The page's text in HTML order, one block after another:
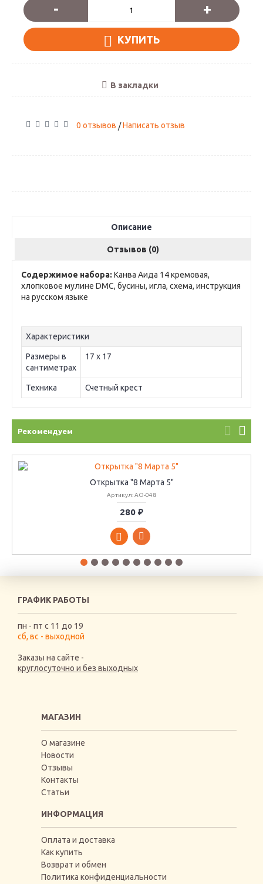
- +
КУПИТЬ
В закладки
0 отзывов /Написать отзыв
Описание
Отзывов (0)
Содержимое набора: Канва Аида 14 кремовая,
хлопковое мулине DMC, бусины, игла, схема, инструкция
на русском языке
Характеристики
Размеры в
сантиметрах
17 х 17
Техника Счетный крест
Рекомендуем
Открытка "8 Марта 5"
Артикул: АО-048
280 ₽
ГРАФИК РАБОТЫ
пн - пт с 11 до 19
сб, вс - выходной
Заказы на сайте -
круглосуточно и без выходных
МАГАЗИН
О магазине
Новости
Отзывы
Контакты
Статьи
ИНФОРМАЦИЯ
Оплата и доставка
Как купить
Возврат и обмен
Политика конфиденциальности